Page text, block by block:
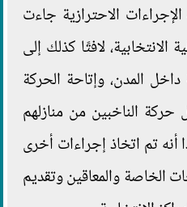
الاحترازية جاءت
الانتخابية، لافتًا كذلك إلى
المدن، وإتاحة الحركة
حركة الناخبين من منازلهم
أنه تم اتخاذ إجراءات أخرى
الخاصة والمعاقين وتقديم